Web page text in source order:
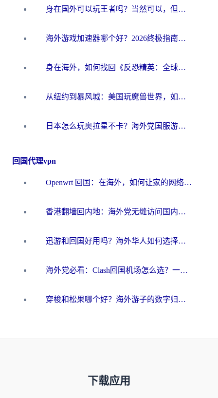
身在国外可以玩王者吗？当然可以，但你需要这份“加速”指南
海外游戏加速器哪个好？2026终极指南帮你畅玩国服+解决卡顿难题
身在海外，如何找回《反恐精英：全球攻势》国服的丝滑手感？一份给你的终极指南
从纽约到暴风城：美国玩魔兽世界，如何找到你的最佳网络航线
日本怎么玩奥拉星不卡？海外党国服游戏加速器选择全攻略
回国代理vpn
Openwrt 回国：在海外，如何让家的网络触手可及
香港翻墙回内地：海外党无缝访问国内资源的加速器选择全攻略
迅游和回国好用吗？海外华人如何选择靠谱的回国加速器
海外党必看：Clash回国机场怎么选？一篇搞定无缝访问国内资源的全攻略
穿梭和松果哪个好？海外游子的数字归乡路，到底该怎么选
下载应用